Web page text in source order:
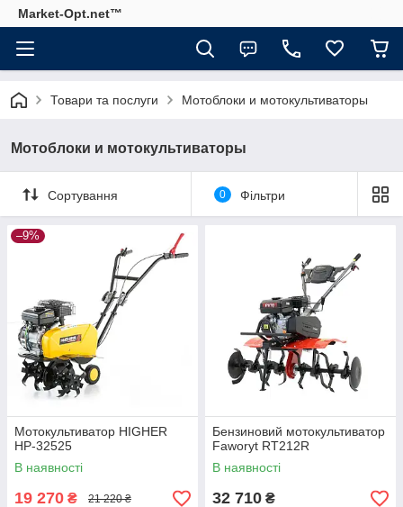
Market-Opt.net™
Товари та послуги Мотоблоки и мотокультиваторы
Мотоблоки и мотокультиваторы
Сортування 0 Фільтри
–9%
Мотокультиватор HIGHER
HP-32525
В наявності
19 270 ₴ 21 220 ₴
Бензиновий мотокультиватор
Faworyt RT212R
В наявності
32 710 ₴